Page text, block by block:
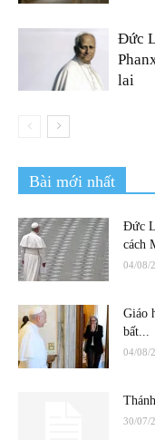
Đức
lai
Bài mới nhất
Đức
cách
04/08/
Giáo
bất...
04/08/
30/07/